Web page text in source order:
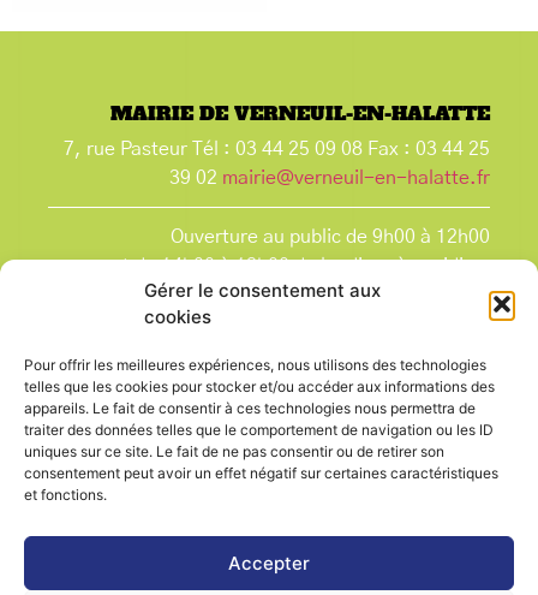
Gérer le consentement aux
cookies
Pour offrir les meilleures expériences, nous utilisons des technologies
telles que les cookies pour stocker et/ou accéder aux informations des
appareils. Le fait de consentir à ces technologies nous permettra de
traiter des données telles que le comportement de navigation ou les ID
uniques sur ce site. Le fait de ne pas consentir ou de retirer son
consentement peut avoir un effet négatif sur certaines caractéristiques
et fonctions.
Accepter
MAIRIE DE VERNEUIL-EN-HALATTE
7, rue Pasteur Tél : 03 44 25 09 08 Fax : 03 44 25
39 02 mairie@verneuil-en-halatte.fr
Ouverture au public de 9h00 à 12h00
et de 14h00 à 18h00 du lundi après-midi au
vendredi,
et le samedi de 9h00 à 12h00.
que les jours fériés.